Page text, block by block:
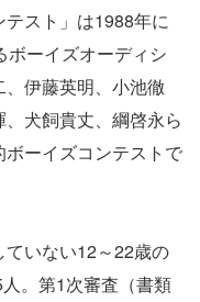
テスト」は1988年に
ボーイズオーディシ
伊藤英明、小池徹
犬飼貴丈、綱啓永ら
ーイズコンテストで
いない12～22歳の
。第1次審査（書類